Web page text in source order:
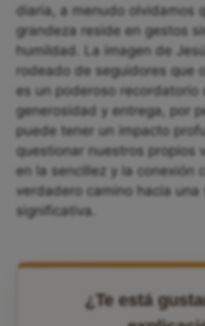
diaria, a menudo olvidamos
grandeza reside en gestos
humildad. La imagen de
rodeado de seguidores que
es un poderoso recordatorio
generosidad y entrega, por
puede tener un impacto
questionar nuestros propios
en la sencillez y la conexión
verdadero camino hacia una
significativa.
¿Te está